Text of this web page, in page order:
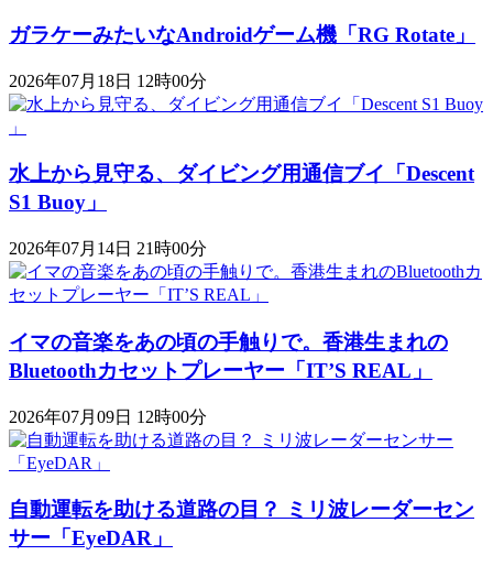
ガラケーみたいなAndroidゲーム機「RG Rotate」
2026年07月18日 12時00分
水上から見守る、ダイビング用通信ブイ「Descent
S1 Buoy​​」
2026年07月14日 21時00分
イマの音楽をあの頃の手触りで。香港生まれの
Bluetoothカセットプレーヤー「IT’S REAL」
2026年07月09日 12時00分
自動運転を助ける道路の目？ ミリ波レーダーセン
サー「EyeDAR」